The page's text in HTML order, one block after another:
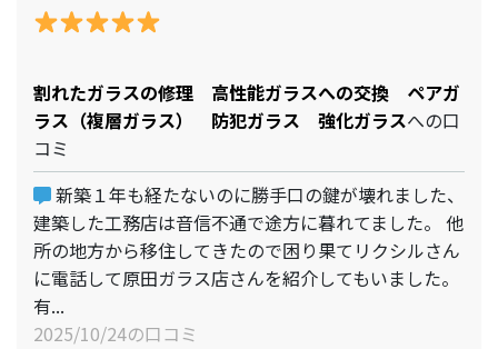
割れたガラスの修理 高性能ガラスへの交換 ペアガ
ラス（複層ガラス） 防犯ガラス 強化ガラスへの口
コミ
新築１年も経たないのに勝手口の鍵が壊れました、
建築した工務店は音信不通で途方に暮れてました。 他
所の地方から移住してきたので困り果てリクシルさん
に電話して原田ガラス店さんを紹介してもいました。
有...
2025/10/24の口コミ